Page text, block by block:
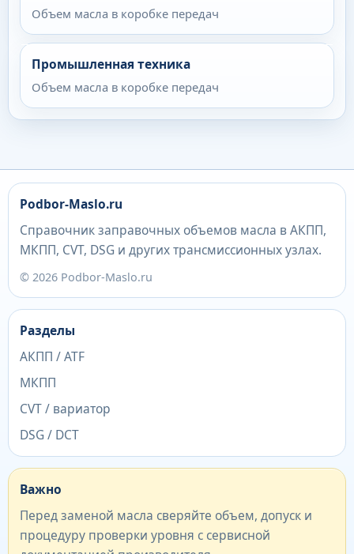
Объем масла в коробке передач
Промышленная техника
Объем масла в коробке передач
Podbor-Maslo.ru
Справочник заправочных объемов масла в АКПП,
МКПП, CVT, DSG и других трансмиссионных узлах.
© 2026 Podbor-Maslo.ru
Разделы
АКПП / ATF
МКПП
CVT / вариатор
DSG / DCT
Важно
Перед заменой масла сверяйте объем, допуск и
процедуру проверки уровня с сервисной